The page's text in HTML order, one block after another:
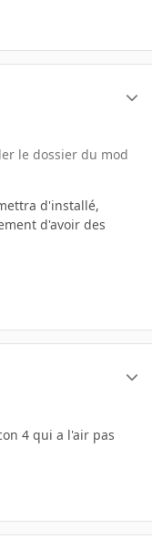
le dossier du mod
d'installé,
d'avoir des
4 qui a l'air pas